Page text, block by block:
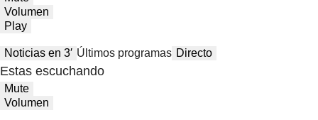
Volumen
Play
Noticias en 3′ Últimos programas Directo
Estas escuchando
Mute
Volumen